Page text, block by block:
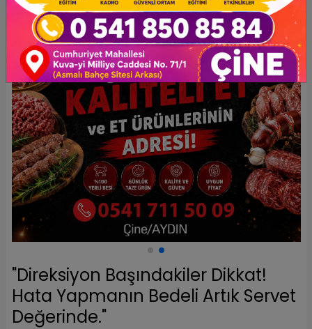
"Direksiyon Başındakiler Dikkat!
Hata Yapmanın Bedeli Artık Servet
Değerinde."